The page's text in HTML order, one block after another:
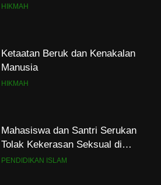
HIKMAH
Ketaatan Beruk dan Kenakalan
Manusia
HIKMAH
Mahasiswa dan Santri Serukan
Tolak Kekerasan Seksual di
Lingkungan Kampus dan
PENDIDIKAN ISLAM